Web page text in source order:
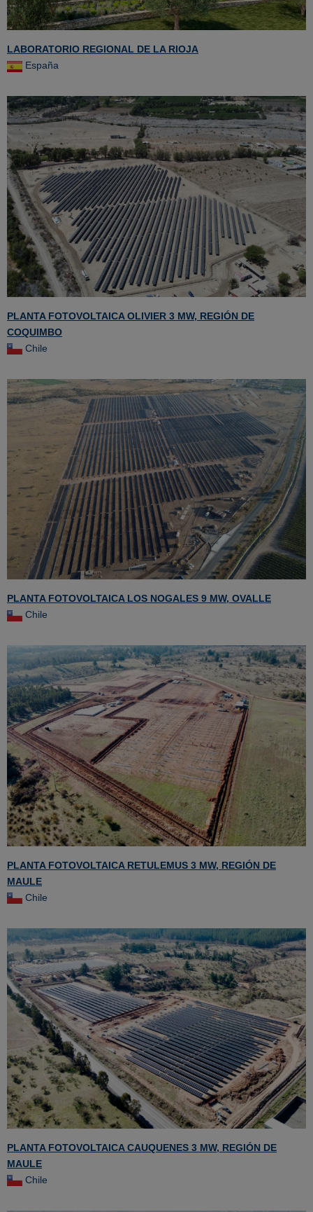
LABORATORIO REGIONAL DE LA RIOJA
España
PLANTA FOTOVOLTAICA OLIVIER 3 MW, REGIÓN DE
COQUIMBO
Chile
PLANTA FOTOVOLTAICA LOS NOGALES 9 MW, OVALLE
Chile
PLANTA FOTOVOLTAICA RETULEMUS 3 MW, REGIÓN DE
MAULE
Chile
PLANTA FOTOVOLTAICA CAUQUENES 3 MW, REGIÓN DE
MAULE
Chile